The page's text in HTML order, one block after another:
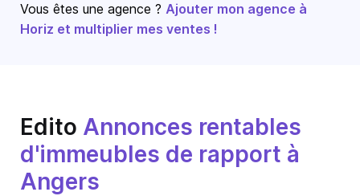
Vous êtes une agence ? Ajouter mon agence à
Horiz et multiplier mes ventes !
Edito Annonces rentables
d'immeubles de rapport à
Angers